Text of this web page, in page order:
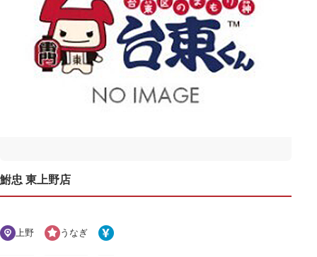
鮒忠 東上野店
上野 うなぎ